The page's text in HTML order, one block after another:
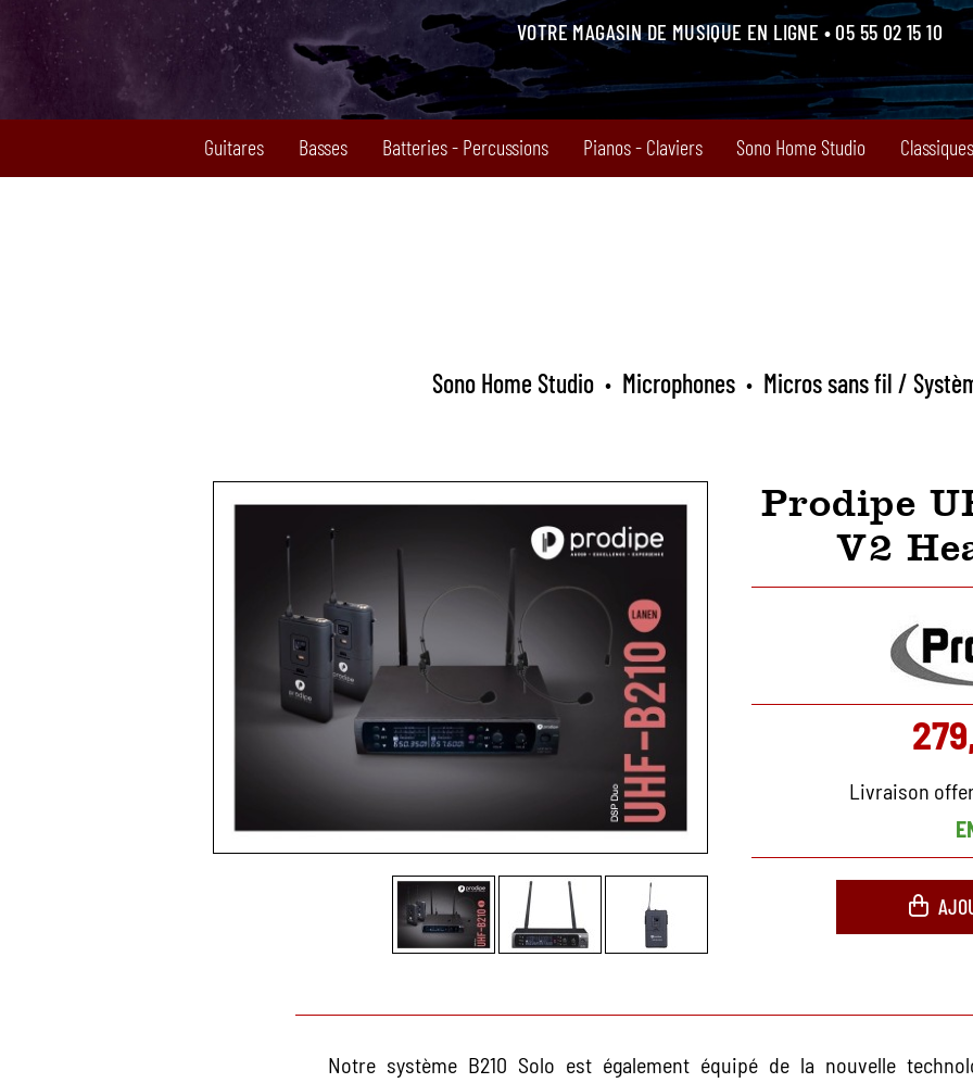
VOTRE MAGASIN DE MUSIQUE EN LIGNE • 05 55 02 15 10
Guitares Basses Batteries - Percussions Pianos - Claviers Sono Home Studio
Sono Home Studio • Microphones • Micros sans fil /
Prodipe
V2
Livraison
Notre système B210 Solo est également équipé de la nouvelle